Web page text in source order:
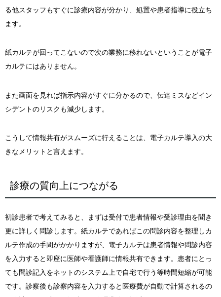
る他スタッフもすぐに診療内容が分かり、処置や患者指導に役立ち
ます。
紙カルテが回ってこないので次の業務に移れないということが電子
カルテにはありません。
また画面を見れば指示内容がすぐに分かるので、伝達ミスなどイン
シデントのリスクも減少します。
こうして情報共有がスムーズに行えることは、電子カルテ導入の大
きなメリットと言えます。
診療の質向上につながる
初診患者で考えてみると、まずは受付で患者情報や受診理由を聞き
更に詳しく問診します。紙カルテであればこの問診内容を整理しカ
ルテ作成の手間がかかりますが、電子カルテは患者情報や問診内容
を入力すると即座に医師や看護師に情報共有できます。患者にとっ
ても問診記入をネットのシステム上で自宅で行う等時間短縮が可能
です。診察後も診察内容を入力すると医療費が自動で計算されるの